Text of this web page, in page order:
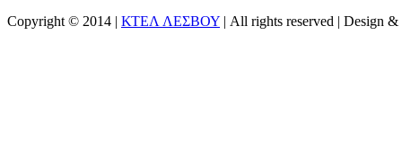
Copyright © 2014 | ΚΤΕΛ ΛΕΣΒΟΥ | All rights reserved | Design &